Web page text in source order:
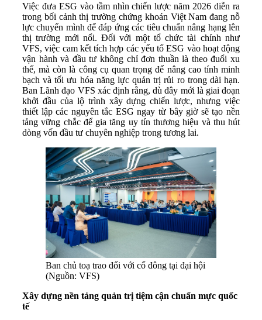
Việc đưa ESG vào tầm nhìn chiến lược năm 2026 diễn ra
trong bối cảnh thị trường chứng khoán Việt Nam đang nỗ
lực chuyển mình để đáp ứng các tiêu chuẩn nâng hạng lên
thị trường mới nổi. Đối với một tổ chức tài chính như
VFS, việc cam kết tích hợp các yếu tố ESG vào hoạt động
vận hành và đầu tư không chỉ đơn thuần là theo đuổi xu
thế, mà còn là công cụ quan trọng để nâng cao tính minh
bạch và tối ưu hóa năng lực quản trị rủi ro trong dài hạn.
Ban Lãnh đạo VFS xác định rằng, dù đây mới là giai đoạn
khởi đầu của lộ trình xây dựng chiến lược, nhưng việc
thiết lập các nguyên tắc ESG ngay từ bây giờ sẽ tạo nền
tảng vững chắc để gia tăng uy tín thương hiệu và thu hút
dòng vốn đầu tư chuyên nghiệp trong tương lai.
Ban chủ toạ trao đổi với cổ đông tại đại hội
(Nguồn: VFS)
Xây dựng nền tảng quản trị tiệm cận chuẩn mực quốc
tế